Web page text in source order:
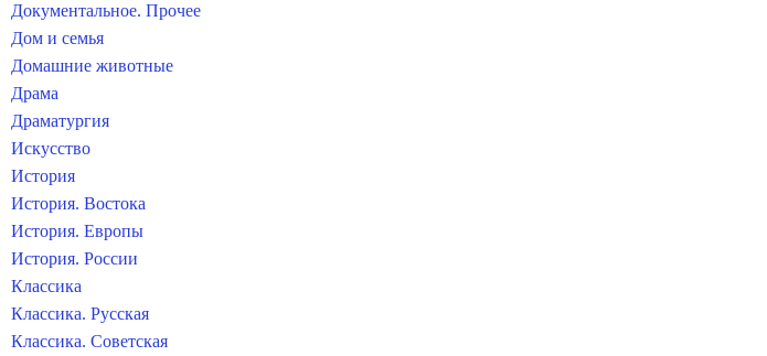
Документальное. Прочее
Дом и семья
Домашние животные
Драма
Драматургия
Искусство
История
История. Востока
История. Европы
История. России
Классика
Классика. Русская
Классика. Советская